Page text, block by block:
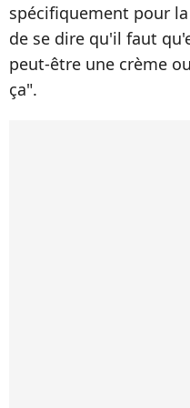
spécifiquement pour
de se dire qu'il faut
peut-être une crème
ça".